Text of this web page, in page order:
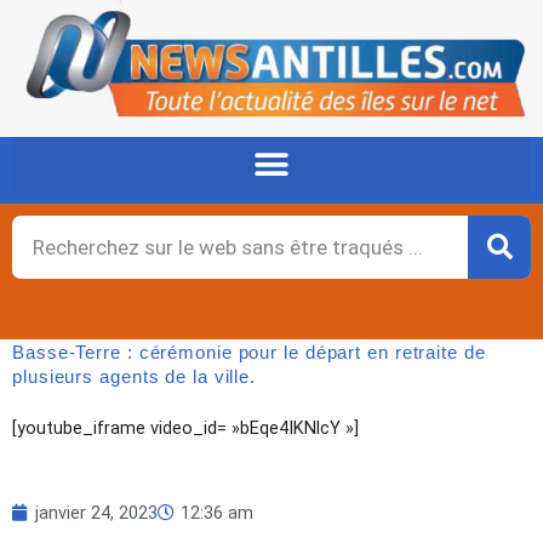
contenu
Rechercher
Basse-Terre : cérémonie pour le départ en retraite de
plusieurs agents de la ville.
[youtube_iframe video_id= »bEqe4IKNlcY »]
janvier 24, 2023 12:36 am